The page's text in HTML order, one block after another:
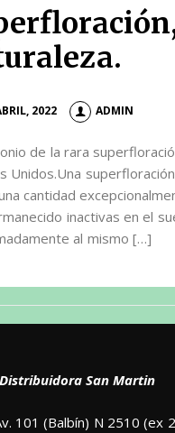
2022 ADMIN
de la rara
Unidos.Una
cantidad
inactivas en el
al mismo […]
San Martin
(Balbín) N 2510 (ex